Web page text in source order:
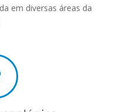
em diversas áreas da